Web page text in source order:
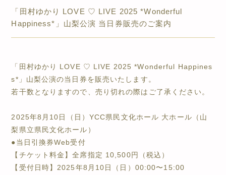
「田村ゆかり LOVE ♡ LIVE 2025 *Wonderful
Happiness*」山梨公演 当日券販売のご案内
「田村ゆかり LOVE ♡ LIVE 2025 *Wonderful Happines
s*」山梨公演の当日券を販売いたします。
若干数となりますので、売り切れの際はご了承ください。
2025年8月10日（日）YCC県民文化ホール 大ホール（山
梨県立県民文化ホール）
●当日引換券Web受付
【チケット料金】全席指定 10,500円（税込）
【受付日時】2025年8月10日（日）00:00〜15:00